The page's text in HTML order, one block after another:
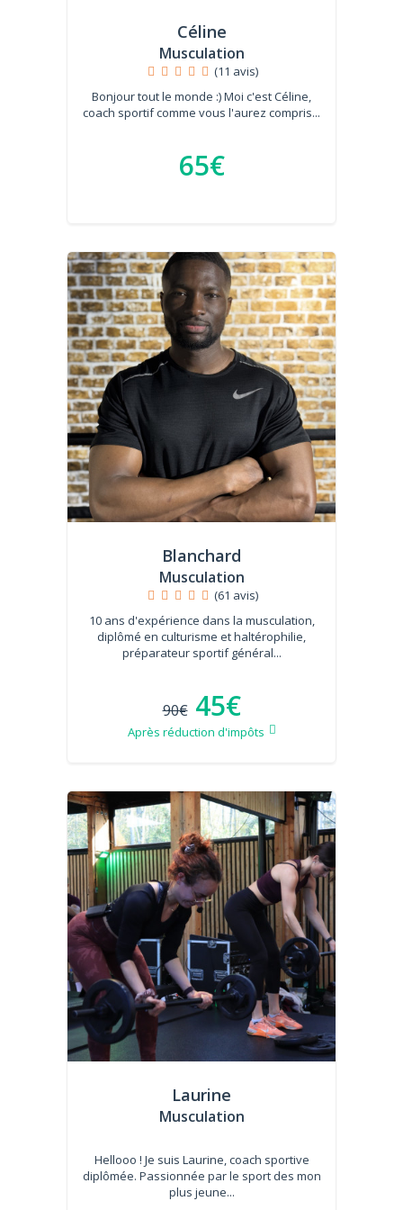
Céline
Musculation
(11 avis)
Bonjour tout le monde :) Moi c'est Céline,
coach sportif comme vous l'aurez compris...
65€
Blanchard
Musculation
(61 avis)
10 ans d'expérience dans la musculation,
diplômé en culturisme et haltérophilie,
préparateur sportif général...
90€ 45€
Après réduction d'impôts
Laurine
Musculation
Hellooo ! Je suis Laurine, coach sportive
diplômée. Passionnée par le sport des mon
plus jeune...